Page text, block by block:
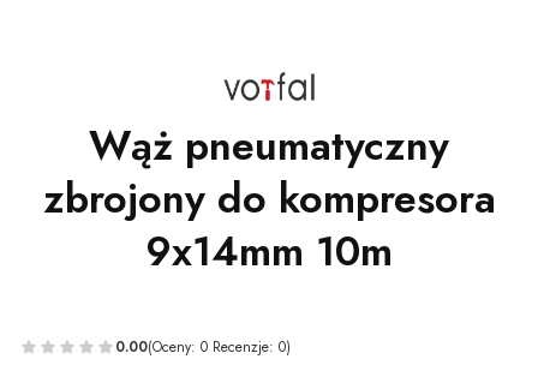
Wąż pneumatyczny
zbrojony do kompresora
9x14mm 10m
0.00(Oceny: 0 Recenzje: 0)